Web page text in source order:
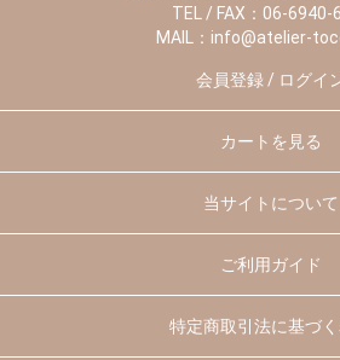
TEL / FAX：06-6940-
MAIL：info@atelier-
会員登録 / ログイ
カートを見る
当サイトについて
ご利用ガイド
特定商取引法に基づ